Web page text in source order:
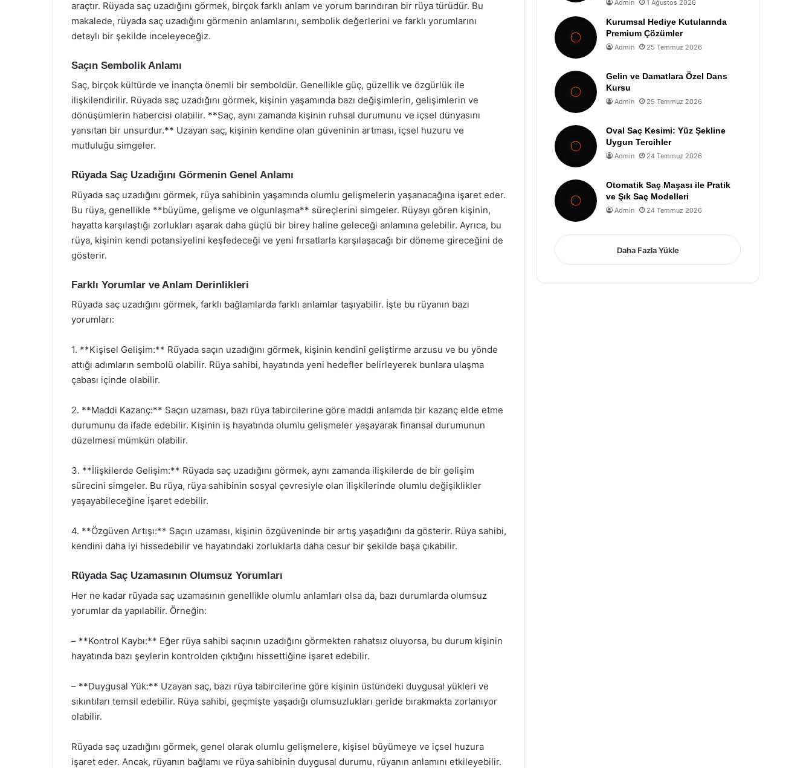
araçtır. Rüyada saç uzadığını görmek, birçok farklı anlam ve yorum barındıran bir rüya türüdür. Bu
makalede, rüyada saç uzadığını görmenin anlamlarını, sembolik değerlerini ve farklı yorumlarını
detaylı bir şekilde inceleyeceğiz.
Saçın Sembolik Anlamı
Saç, birçok kültürde ve inançta önemli bir semboldür. Genellikle güç, güzellik ve özgürlük ile
ilişkilendirilir. Rüyada saç uzadığını görmek, kişinin yaşamında bazı değişimlerin, gelişimlerin ve
dönüşümlerin habercisi olabilir. **Saç, aynı zamanda kişinin ruhsal durumunu ve içsel dünyasını
yansıtan bir unsurdur.** Uzayan saç, kişinin kendine olan güveninin artması, içsel huzuru ve
mutluluğu simgeler.
Rüyada Saç Uzadığını Görmenin Genel Anlamı
Rüyada saç uzadığını görmek, rüya sahibinin yaşamında olumlu gelişmelerin yaşanacağına işaret eder.
Bu rüya, genellikle **büyüme, gelişme ve olgunlaşma** süreçlerini simgeler. Rüyayı gören kişinin,
hayatta karşılaştığı zorlukları aşarak daha güçlü bir birey haline geleceği anlamına gelebilir. Ayrıca, bu
rüya, kişinin kendi potansiyelini keşfedeceği ve yeni fırsatlarla karşılaşacağı bir döneme gireceğini de
gösterir.
Farklı Yorumlar ve Anlam Derinlikleri
Rüyada saç uzadığını görmek, farklı bağlamlarda farklı anlamlar taşıyabilir. İşte bu rüyanın bazı
yorumları:
1. **Kişisel Gelişim:** Rüyada saçın uzadığını görmek, kişinin kendini geliştirme arzusu ve bu yönde
attığı adımların sembolü olabilir. Rüya sahibi, hayatında yeni hedefler belirleyerek bunlara ulaşma
çabası içinde olabilir.
2. **Maddi Kazanç:** Saçın uzaması, bazı rüya tabircilerine göre maddi anlamda bir kazanç elde etme
durumunu da ifade edebilir. Kişinin iş hayatında olumlu gelişmeler yaşayarak finansal durumunun
düzelmesi mümkün olabilir.
3. **İlişkilerde Gelişim:** Rüyada saç uzadığını görmek, aynı zamanda ilişkilerde de bir gelişim
sürecini simgeler. Bu rüya, rüya sahibinin sosyal çevresiyle olan ilişkilerinde olumlu değişiklikler
yaşayabileceğine işaret edebilir.
4. **Özgüven Artışı:** Saçın uzaması, kişinin özgüveninde bir artış yaşadığını da gösterir. Rüya sahibi,
kendini daha iyi hissedebilir ve hayatındaki zorluklarla daha cesur bir şekilde başa çıkabilir.
Rüyada Saç Uzamasının Olumsuz Yorumları
Her ne kadar rüyada saç uzamasının genellikle olumlu anlamları olsa da, bazı durumlarda olumsuz
yorumlar da yapılabilir. Örneğin:
– **Kontrol Kaybı:** Eğer rüya sahibi saçının uzadığını görmekten rahatsız oluyorsa, bu durum kişinin
hayatında bazı şeylerin kontrolden çıktığını hissettiğine işaret edebilir.
– **Duygusal Yük:** Uzayan saç, bazı rüya tabircilerine göre kişinin üstündeki duygusal yükleri ve
sıkıntıları temsil edebilir. Rüya sahibi, geçmişte yaşadığı olumsuzlukları geride bırakmakta zorlanıyor
olabilir.
Rüyada saç uzadığını görmek, genel olarak olumlu gelişmelere, kişisel büyümeye ve içsel huzura
işaret eder. Ancak, rüyanın bağlamı ve rüya sahibinin duygusal durumu, rüyanın anlamını etkileyebilir.
Admin 1 Ağustos 2026
Kurumsal Hediye Kutularında
Premium Çözümler
Admin 25 Temmuz 2026
Gelin ve Damatlara Özel Dans
Kursu
Admin 25 Temmuz 2026
Oval Saç Kesimi: Yüz Şekline
Uygun Tercihler
Admin 24 Temmuz 2026
Otomatik Saç Maşası ile Pratik
ve Şık Saç Modelleri
Admin 24 Temmuz 2026
Daha Fazla Yükle